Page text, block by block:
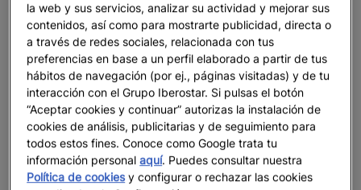
toneladas de las más de 300 toneladas de hidrógeno verde
que se producirán en Lloseta, dentro delproyecto estratégico
industrial del Govern Balear Power to Green Hydrogen
Mallorca
, desarrollado por ACCIONA Energía, Enagás, IDAE y
Cemex con la colaboración de Redexis.
la web y sus servicios, analizar su actividad y mejorar sus
contenidos, así como para mostrarte publicidad, directa o
a través de redes sociales, relacionada con tus
preferencias en base a un perfil elaborado a partir de tus
hábitos de navegación (por ej., páginas visitadas) y de tu
interacción con el Grupo Iberostar. Si pulsas el botón
“Aceptar cookies y continuar” autorizas la instalación de
cookies de análisis, publicitarias y de seguimiento para
todos estos fines. Conoce como Google trata tu
información personalaquí. Puedes consultar nuestra
Política de cookiesy configurar o rechazar las cookies